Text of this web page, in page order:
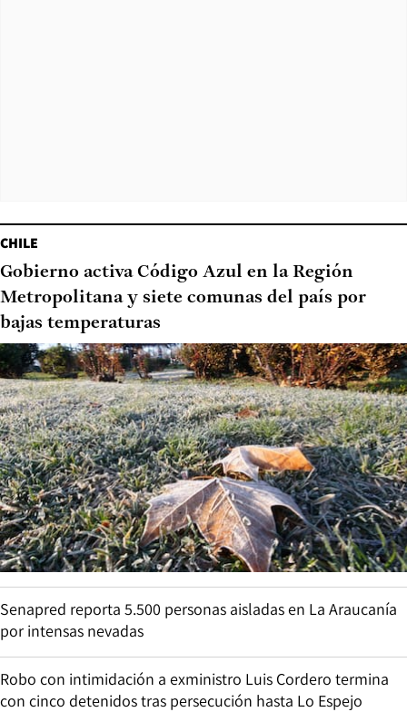
CHILE
Gobierno activa Código Azul en la Región
Metropolitana y siete comunas del país por
bajas temperaturas
Senapred reporta 5.500 personas aisladas en La Araucanía
por intensas nevadas
Robo con intimidación a exministro Luis Cordero termina
con cinco detenidos tras persecución hasta Lo Espejo